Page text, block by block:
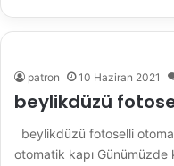
patron 10 Haziran 2021
beylikdüzü
beylikdüzü fotoselli
otomatik kapı Günümüzde